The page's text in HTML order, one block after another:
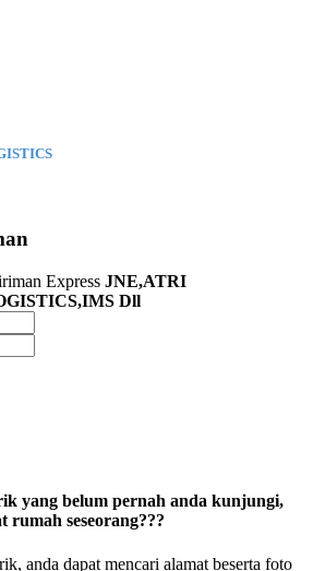
Express JNE,ATRI
Dll
yang belum pernah anda kunjungi,
rumah seseorang???
anda dapat mencari alamat beserta foto